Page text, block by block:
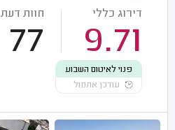
דירוג כללי
9.71
חוות דעת
77
פנוי לאיטום השבוע
עודכן אתמול